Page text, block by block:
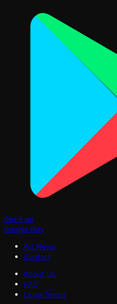
Get it on
Google Play
Art News
Contact
About Us
FAQ
Legal Terms